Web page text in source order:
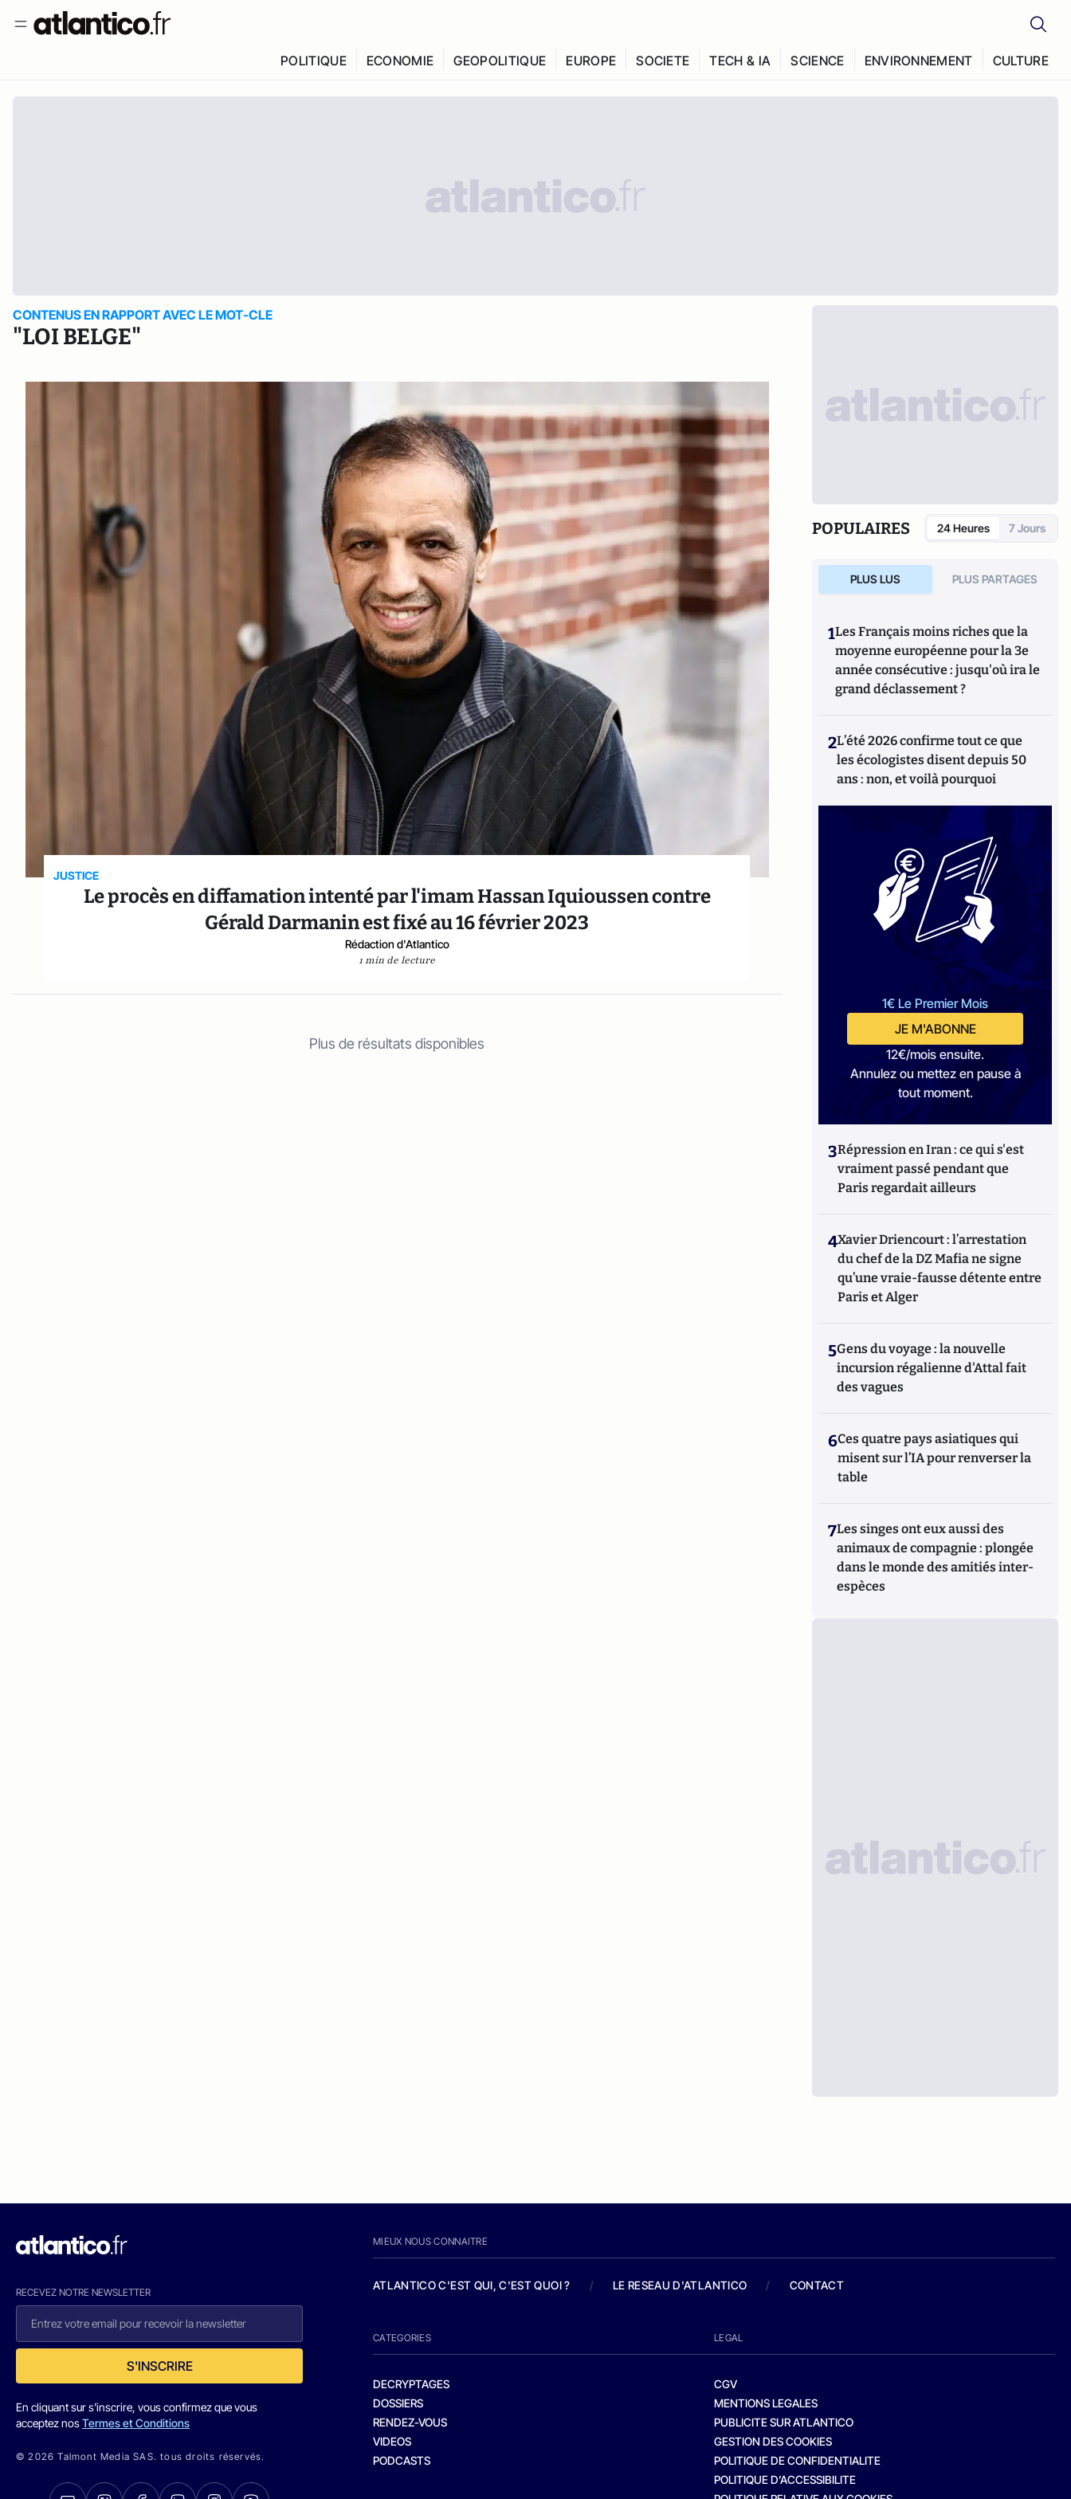
POLITIQUE ECONOMIE GEOPOLITIQUE EUROPE SOCIETE TECH & IA SCIENCE ENVIRONNEMENT CULTURE
CONTENUS EN RAPPORT AVEC LE MOT-CLE
"LOI BELGE"
JUSTICE
Le procès en diffamation intenté par l'imam Hassan Iquioussen contre
Gérald Darmanin est fixé au 16 février 2023
Rédaction d'Atlantico
1 min de lecture
Plus de résultats disponibles
POPULAIRES 24 Heures 7 Jours
PLUS LUS PLUS PARTAGES
1Les Français moins riches que la
moyenne européenne pour la 3e
année consécutive : jusqu'où ira le
grand déclassement ?
2L’été 2026 confirme tout ce que
les écologistes disent depuis 50
ans : non, et voilà pourquoi
1€ Le Premier Mois
JE M'ABONNE
12€/mois ensuite.
Annulez ou mettez en pause à
tout moment.
3Répression en Iran : ce qui s'est
vraiment passé pendant que
Paris regardait ailleurs
4Xavier Driencourt : l’arrestation
du chef de la DZ Mafia ne signe
qu’une vraie-fausse détente entre
Paris et Alger
5Gens du voyage : la nouvelle
incursion régalienne d'Attal fait
des vagues
6Ces quatre pays asiatiques qui
misent sur l’IA pour renverser la
table
7Les singes ont eux aussi des
animaux de compagnie : plongée
dans le monde des amitiés inter-
espèces
RECEVEZ NOTRE NEWSLETTER
S'INSCRIRE
En cliquant sur s'inscrire, vous confirmez que vous
acceptez nosTermes et Conditions
© 2026 Talmont Media SAS. tous droits réservés.
MIEUX NOUS CONNAITRE
ATLANTICO C'EST QUI, C'EST QUOI ? / LE RESEAU D'ATLANTICO / CONTACT
CATEGORIES
DECRYPTAGES
DOSSIERS
RENDEZ-VOUS
VIDEOS
PODCASTS
LEGAL
CGV
MENTIONS LEGALES
PUBLICITE SUR ATLANTICO
GESTION DES COOKIES
POLITIQUE DE CONFIDENTIALITE
POLITIQUE D’ACCESSIBILITE